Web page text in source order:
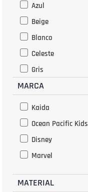
Azul
Beige
Blanco
Celeste
Gris
Lila
Rosado
MARCA
Kaida
Ocean Pacific Kids
Disney
Marvel
MATERIAL